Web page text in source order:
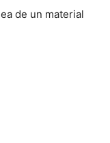
de un material